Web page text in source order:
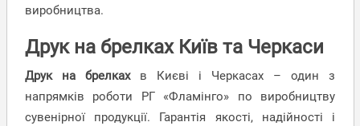
виробництва.
Друк на брелках Київ та Черкаси
Друк на брелкахв Києві і Черкасах – один з
напрямків роботи РГ «Фламінго» по виробництву
сувенірної продукції. Гарантія якості, надійності і